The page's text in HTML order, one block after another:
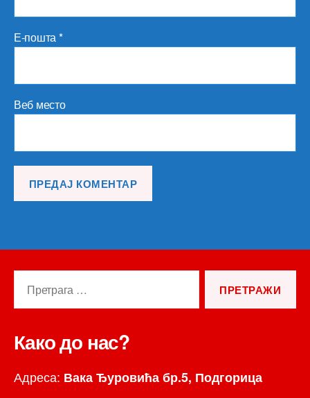
Е-пошта*
Веб место
Како до нас?
Адреса: Вака Ђуровића бр.5, Подгорица